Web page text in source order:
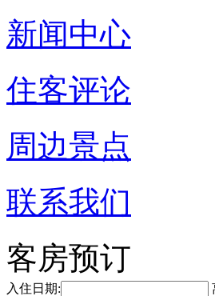
新闻中心
住客评论
周边景点
联系我们
客房预订
入住日期: